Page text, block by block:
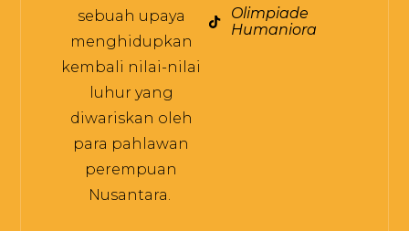
sebuah upaya
menghidupkan
kembali nilai-nilai
luhur yang
diwariskan oleh
para pahlawan
perempuan
Nusantara.
Olimpiade
Humaniora